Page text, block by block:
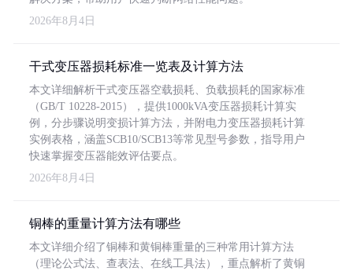
2026年8月4日
干式变压器损耗标准一览表及计算方法
本文详细解析干式变压器空载损耗、负载损耗的国家标准
（GB/T 10228-2015），提供1000kVA变压器损耗计算实
例，分步骤说明变损计算方法，并附电力变压器损耗计算
实例表格，涵盖SCB10/SCB13等常见型号参数，指导用户
快速掌握变压器能效评估要点。
2026年8月4日
铜棒的重量计算方法有哪些
本文详细介绍了铜棒和黄铜棒重量的三种常用计算方法
（理论公式法、查表法、在线工具法），重点解析了黄铜